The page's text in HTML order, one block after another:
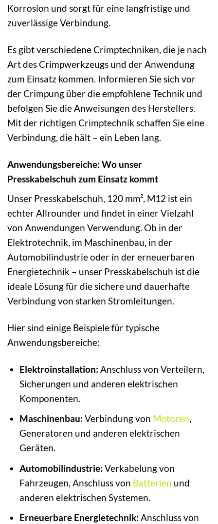
Korrosion und sorgt für eine langfristige und
zuverlässige Verbindung.
Es gibt verschiedene Crimptechniken, die je nach
Art des Crimpwerkzeugs und der Anwendung
zum Einsatz kommen. Informieren Sie sich vor
der Crimpung über die empfohlene Technik und
befolgen Sie die Anweisungen des Herstellers.
Mit der richtigen Crimptechnik schaffen Sie eine
Verbindung, die hält – ein Leben lang.
Anwendungsbereiche: Wo unser
Presskabelschuh zum Einsatz kommt
Unser Presskabelschuh, 120 mm², M12 ist ein
echter Allrounder und findet in einer Vielzahl
von Anwendungen Verwendung. Ob in der
Elektrotechnik, im Maschinenbau, in der
Automobilindustrie oder in der erneuerbaren
Energietechnik – unser Presskabelschuh ist die
ideale Lösung für die sichere und dauerhafte
Verbindung von starken Stromleitungen.
Hier sind einige Beispiele für typische
Anwendungsbereiche:
Elektroinstallation: Anschluss von Verteilern,
Sicherungen und anderen elektrischen
Komponenten.
Maschinenbau: Verbindung von Motoren,
Generatoren und anderen elektrischen
Geräten.
Automobilindustrie: Verkabelung von
Fahrzeugen, Anschluss von Batterien und
anderen elektrischen Systemen.
Erneuerbare Energietechnik: Anschluss von